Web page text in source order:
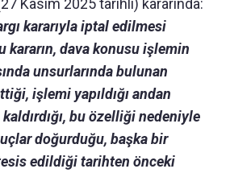
Kasım 2025 tarihli) kararında:
kararıyla iptal edilmesi
kararın, dava konusu işlemin
unsurlarında bulunan
işlemi yapıldığı andan
bu özelliği nedeniyle
doğurduğu, başka bir
edildiği tarihten önceki